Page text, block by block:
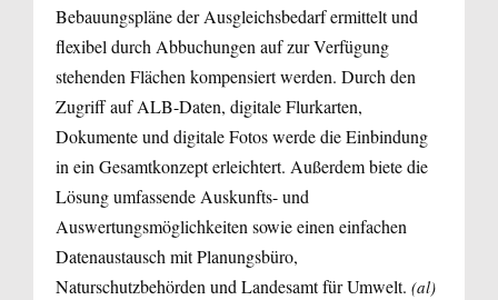
Bebauungspläne der Ausgleichsbedarf ermittelt und
flexibel durch Abbuchungen auf zur Verfügung
stehenden Flächen kompensiert werden. Durch den
Zugriff auf ALB-Daten, digitale Flurkarten,
Dokumente und digitale Fotos werde die Einbindung
in ein Gesamtkonzept erleichtert. Außerdem biete die
Lösung umfassende Auskunfts- und
Auswertungsmöglichkeiten sowie einen einfachen
Datenaustausch mit Planungsbüro,
Naturschutzbehörden und Landesamt für Umwelt. (al)